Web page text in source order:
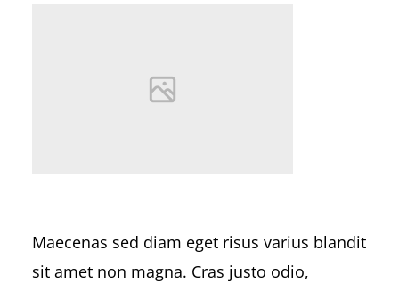
Maecenas sed diam eget risus varius blandit
sit amet non magna. Cras justo odio,